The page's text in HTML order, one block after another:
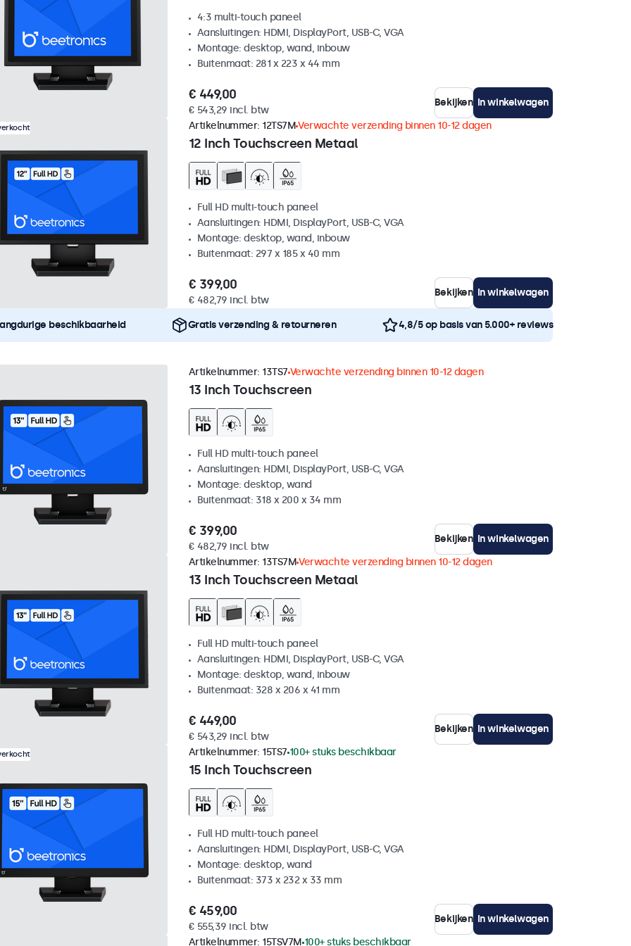
4:3 multi-touch paneel
Aansluitingen: HDMI, DisplayPort, USB-C, VGA
Montage: desktop, wand, inbouw
Buitenmaat: 281 x 223 x 44 mm
€ 449,00
€ 543,29 incl. btw
Bekijken In winkelwagen
12 Inch Touchscreen Metaal
Artikelnummer: 12TS7MVerwachte verzending binnen 10-12 dagen
Full HD multi-touch paneel
Aansluitingen: HDMI, DisplayPort, USB-C, VGA
Montage: desktop, wand, inbouw
Buitenmaat: 297 x 185 x 40 mm
€ 399,00
€ 482,79 incl. btw
Bekijken In winkelwagen
beschikbaarheid Gratis verzending & retourneren 4,8/5 op basis van 5.000+ reviews
13 Inch Touchscreen
Artikelnummer: 13TS7 Verwachte verzending binnen 10-12 dagen
Full HD multi-touch paneel
Aansluitingen: HDMI, DisplayPort, USB-C, VGA
Montage: desktop, wand
Buitenmaat: 318 x 200 x 34 mm
€ 399,00
€ 482,79 incl. btw
Bekijken In winkelwagen
13 Inch Touchscreen Metaal
Artikelnummer: 13TS7MVerwachte verzending binnen 10-12 dagen
Full HD multi-touch paneel
Aansluitingen: HDMI, DisplayPort, USB-C, VGA
Montage: desktop, wand, inbouw
Buitenmaat: 328 x 206 x 41 mm
€ 449,00
€ 543,29 incl. btw
Bekijken In winkelwagen
15 Inch Touchscreen
Artikelnummer: 15TS7 100+ stuks beschikbaar
Full HD multi-touch paneel
Aansluitingen: HDMI, DisplayPort, USB-C, VGA
Montage: desktop, wand
Buitenmaat: 373 x 232 x 33 mm
€ 459,00
€ 555,39 incl. btw
Bekijken In winkelwagen
Artikelnummer: 15TSV7M 100+ stuks beschikbaar